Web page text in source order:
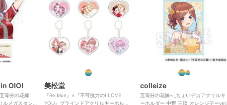
OIOI
等分の花嫁
ルメガスタン
美松堂
『Re:blue』×『不可抗力のI LOVE
YOU』ブラインドアクリルキーホルダ
colleize
五等分の花嫁∽_ちょいデカアクリルキ
ーホルダー 中野 三玖 オレンジデーver.